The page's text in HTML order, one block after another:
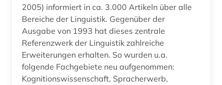
mediävistik (1)
mensch-maschine-kommunikation (1)
metapher (1)
metonymie (1)
2005) informiert in ca. 3.000 Artikeln über alle
Bereiche der Linguistik. Gegenüber der
Ausgabe von 1993 hat dieses zentrale
Referenzwerk der Linguistik zahlreiche
Erweiterungen erhalten. So wurden u.a.
folgende Fachgebiete neu aufgenommen:
Kognitionswissenschaft, Spracherwerb,